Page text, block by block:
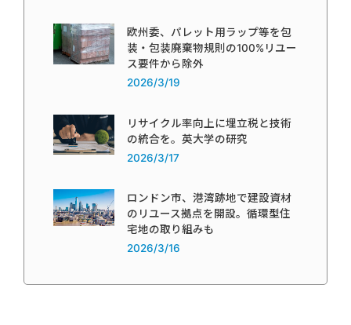
欧州委、パレット用ラップ等を包
装・包装廃棄物規則の100%リユー
ス要件から除外
2026/3/19
リサイクル率向上に埋立税と技術
の統合を。英大学の研究
2026/3/17
ロンドン市、港湾跡地で建設資材
のリユース拠点を開設。循環型住
宅地の取り組みも
2026/3/16